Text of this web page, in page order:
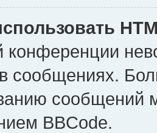
конференции
сообщениях.
сообщений
BBCode.